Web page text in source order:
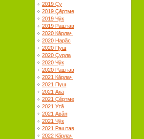
2019 Çу
2019 Çĕртме
2019 Чÿк
2019 Раштав
2020 Кăрлач
2020 Нарăс
2020 Пуш
2020 Çурла
2020 Чÿк
2020 Раштав
2021 Кăрлач
2021 Пуш
2021 Ака
2021 Çĕртме
2021 Утă
2021 Авăн
2021 Чÿк
2021 Раштав
2022 Кăрлач